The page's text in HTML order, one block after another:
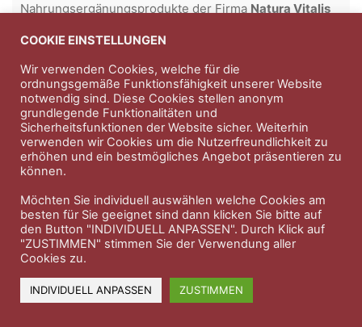
Nahrungsergänungsprodukte der Firma Natura Vitalis
Jahn & Partner Versicherungsmakler GmbH
Professioneller Rundumschutz seit über 30 Jahren.
Impressum Nutzungsbedingungen
Datenschutzerklärung Therapeutenkatalog Über uns
© 2023 Therapeutennews.de
COOKIE EINSTELLUNGEN
Wir verwenden Cookies, welche für die
ordnungsgemäße Funktionsfähigkeit unserer Website
notwendig sind. Diese Cookies stellen anonym
grundlegende Funktionalitäten und
Sicherheitsfunktionen der Website sicher. Weiterhin
verwenden wir Cookies um die Nutzerfreundlichkeit zu
erhöhen und ein bestmögliches Angebot präsentieren zu
können.
Möchten Sie individuell auswählen welche Cookies am
besten für Sie geeignet sind dann klicken Sie bitte auf
den Button "INDIVIDUELL ANPASSEN". Durch Klick auf
"ZUSTIMMEN" stimmen Sie der Verwendung aller
Cookies zu.
INDIVIDUELL ANPASSEN ZUSTIMMEN